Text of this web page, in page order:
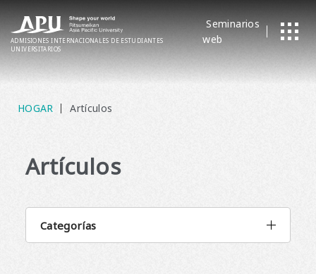
ADMISIONES ​ ​INTERNACIONALES DE ESTUDIANTES
UNIVERSITARIOS
Seminarios
web
HOGAR Artículos
Artículos
Categorías